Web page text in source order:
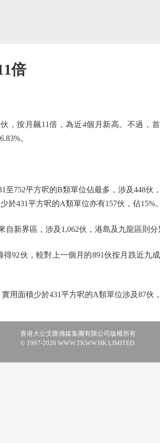
倍
按月飆11倍，為近4個月新高。不過，首
。
平方呎的B類單位佔最多，涉及448伙，
於431平方呎的A類單位亦有157伙，佔15%。
界區，涉及1,062伙，港島及九龍區則分
伙，較對上一個月的891伙按月跌近九成
面積少於431平方呎的A類單位涉及87伙，
香港大公文匯傳媒集團有限公司版權所有
© 1997-2026 WWW.TKWW.HK LIMITED.